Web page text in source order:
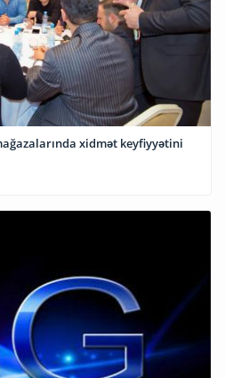
xidmət keyfiyyətini